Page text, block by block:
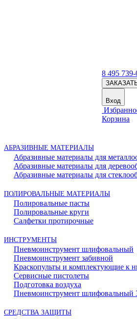
8 495
Вход
Корзина
АБРАЗИВНЫЕ МАТЕРИАЛЫ
Абразивные материалы для
Абразивные материалы для
Абразивные материалы для
ПОЛИРОВАЛЬНЫЕ МАТЕРИАЛЫ
Полировальные пасты
Полировальные круги
Салфетки протирочные
ИНСТРУМЕНТЫ
Пневмоинструмент шлифовальный
Пневмоинструмент забивной
Краскопульты и комплектующие к
Сервисные пистолеты
Подготовка воздуха
Пневмоинструмент
СРЕДСТВА ЗАЩИТЫ